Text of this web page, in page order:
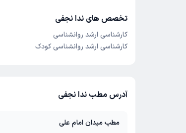
تخصص های ندا نجفی
کارشناسی ارشد روانشناسی
کارشناسی ارشد روانشناسی کودک
آدرس مطب ندا نجفی
مطب میدان امام علی